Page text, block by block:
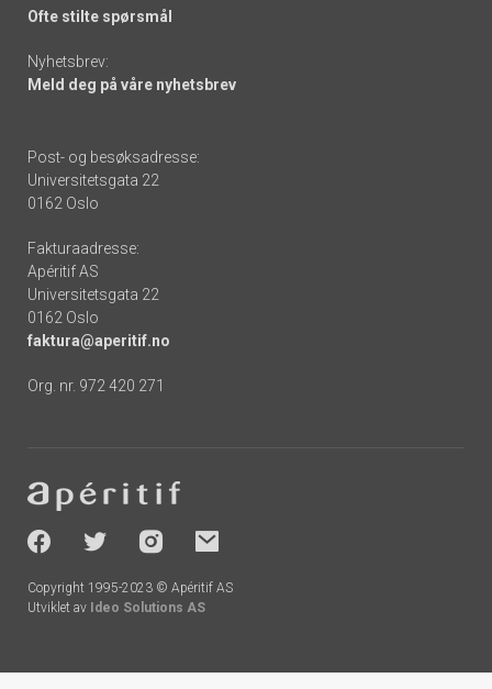
Ofte stilte spørsmål
Nyhetsbrev:
Meld deg på våre nyhetsbrev
Post- og besøksadresse:
Universitetsgata 22
0162 Oslo
Fakturaadresse:
Apéritif AS
Universitetsgata 22
0162 Oslo
faktura@aperitif.no
Org. nr. 972 420 271
-
socials
Copyright 1995-2023 © Apéritif AS
Utviklet av Ideo Solutions AS